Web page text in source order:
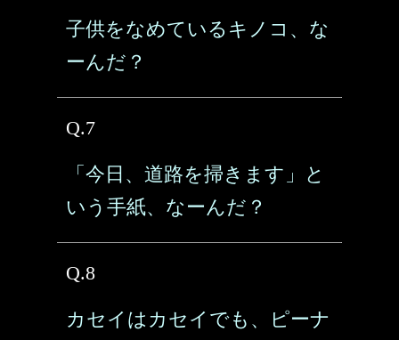
子供をなめているキノコ、な
ーんだ？
Q.7
「今日、道路を掃きます」と
いう手紙、なーんだ？
Q.8
カセイはカセイでも、ピーナ